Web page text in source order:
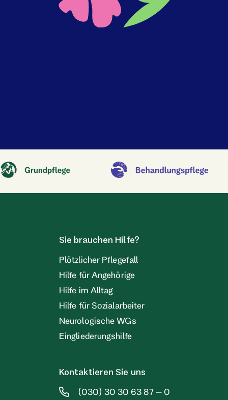
Sie brauchen Hilfe?
Plötzlicher Pflegefall
Hilfe für Angehörige
Hilfe im Alltag
Hilfe für Sozialarbeiter
Neurologische WGs
Eingliederungshilfe
Kontaktieren Sie uns
(030) 30 30 63 87 – 0